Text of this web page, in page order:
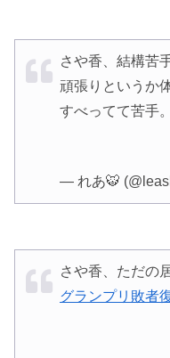
さや香、結構苦
頑張りというか
すべってて苦手
— れあ🐯
さや香、ただの
グランプリ敗者